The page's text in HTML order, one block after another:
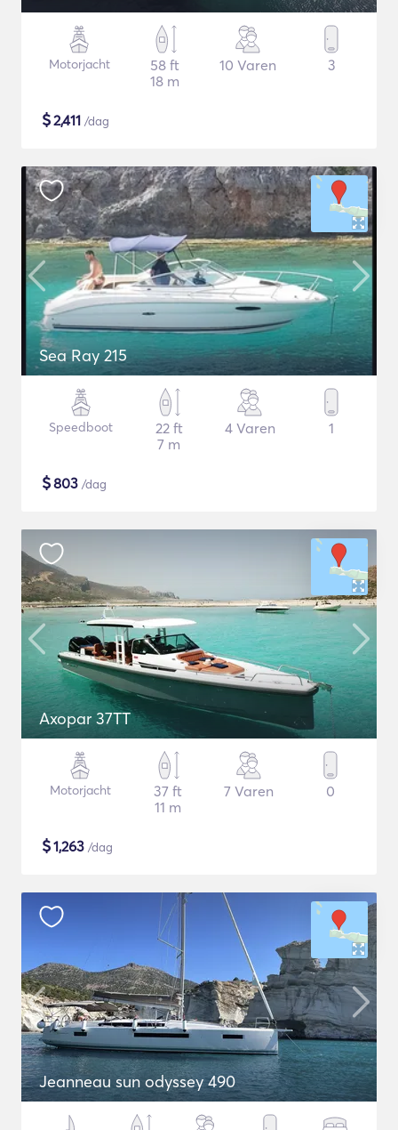
Motorjacht
58 ft
18 m
10 Varen 3
$2,411 /dag
Sea Ray 215
Speedboot
22 ft
7 m
4 Varen 1
$803 /dag
Axopar 37TT
Motorjacht
37 ft
11 m
7 Varen 0
$1,263 /dag
Jeanneau sun odyssey 490